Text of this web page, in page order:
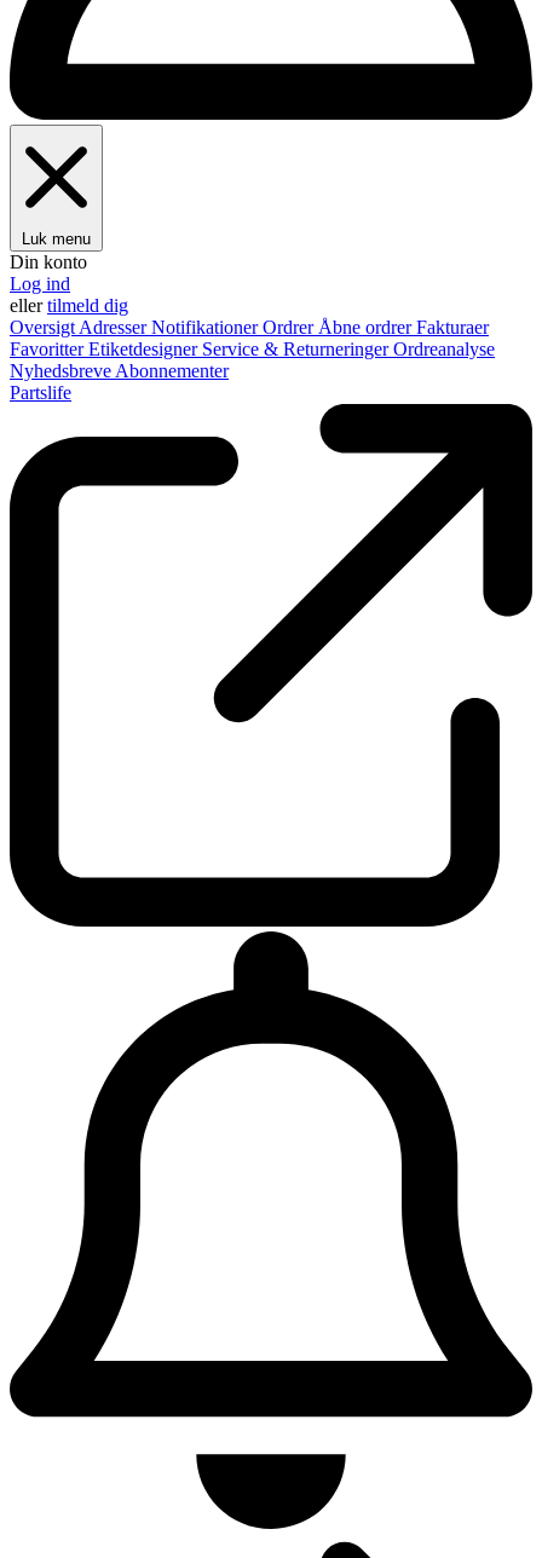
Luk menu
Din konto
Log ind
ellertilmeld dig
Oversigt AdresserNotifikationerOrdrer Åbne ordrerFakturaer
FavoritterEtiketdesigner Service & ReturneringerOrdreanalyse
Nyhedsbreve Abonnementer
Partslife